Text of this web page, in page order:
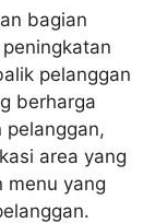
bagian
pelanggan
berharga
pelanggan,
area yang
menu yang